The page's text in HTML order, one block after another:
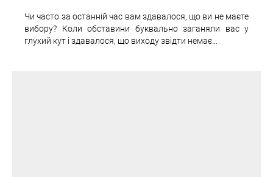
Чи часто за останній час вам здавалося, що ви не маєте
вибору? Коли обставини буквально заганяли вас у
глухий кут і здавалося, що виходу звідти немає…